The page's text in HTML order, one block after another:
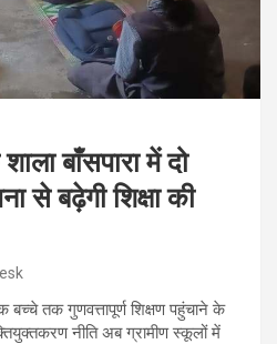
बाँसपारा में दो
से बढ़ेगी शिक्षा की
बच्चे तक गुणवत्तापूर्ण शिक्षण पहुंचाने के
नीति अब ग्रामीण स्कूलों में